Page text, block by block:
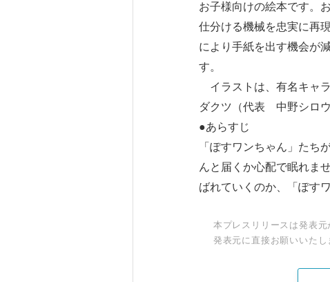
お子様向けの絵本です。
仕分ける機械を忠実に再
により手紙を出す機会が
す。
イラストは、有名キャ
ダクツ（代表 中野シロウ
●あらすじ
「ぽすワンちゃん」たち
んと届くか心配で眠れま
ばれていくのか、「ぽす
本プレスリリースは発表
発表元に直接お願いいたし